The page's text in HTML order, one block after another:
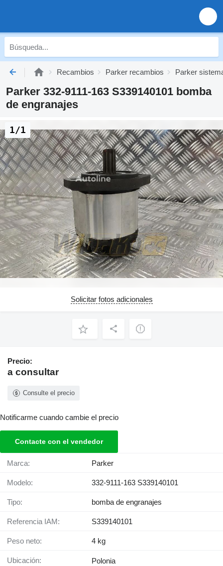
Recambios Parker recambios Parker
Parker 332-9111-163 S339140101 bomba
de engranajes
1/1
Solicitar fotos adicionales
Precio:
a consultar
Consulte el precio
Notificarme cuando cambie el precio
Contacte con el vendedor
Marca: Parker
Modelo: 332-9111-163 S339140101
Tipo: bomba de engranajes
Referencia IAM: S339140101
Peso neto: 4 kg
Ubicación:
Polonia